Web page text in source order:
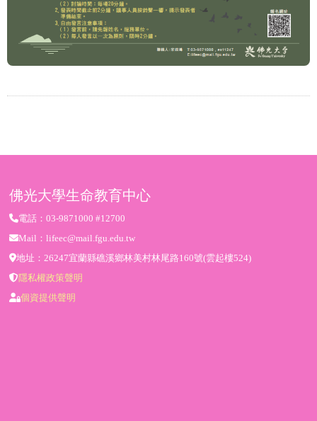
佛光大學生命教育中心
電話：03-9871000 #12700
Mail：lifeec@mail.fgu.edu.tw
地址：26247宜蘭縣礁溪鄉林美村林尾路160號(雲起樓524)
隱私權政策聲明
個資提供聲明